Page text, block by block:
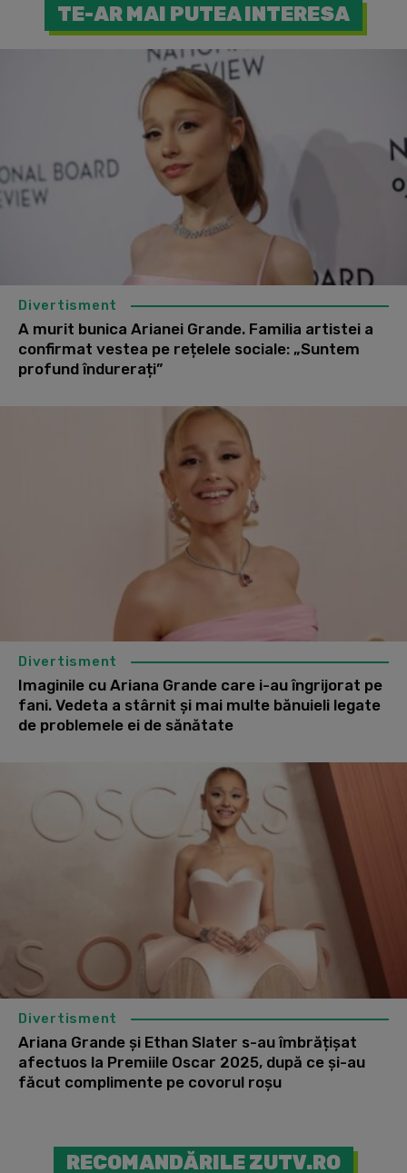
TE-AR MAI PUTEA INTERESA
Divertisment
A murit bunica Arianei Grande. Familia artistei a
confirmat vestea pe rețelele sociale: „Suntem
profund îndurerați”
Divertisment
Imaginile cu Ariana Grande care i-au îngrijorat pe
fani. Vedeta a stârnit și mai multe bănuieli legate
de problemele ei de sănătate
Divertisment
Ariana Grande și Ethan Slater s-au îmbrățișat
afectuos la Premiile Oscar 2025, după ce și-au
făcut complimente pe covorul roșu
RECOMANDĂRILE ZUTV.RO